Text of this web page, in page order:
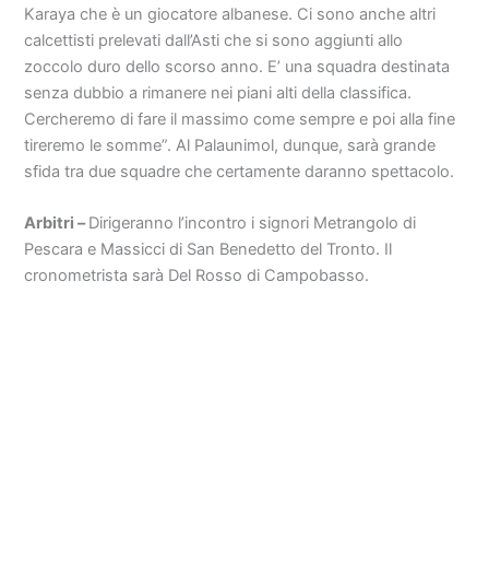
Karaya che è un giocatore albanese. Ci sono anche altri
calcettisti prelevati dall’Asti che si sono aggiunti allo
zoccolo duro dello scorso anno. E’ una squadra destinata
senza dubbio a rimanere nei piani alti della classifica.
Cercheremo di fare il massimo come sempre e poi alla fine
tireremo le somme”. Al Palaunimol, dunque, sarà grande
sfida tra due squadre che certamente daranno spettacolo.
Arbitri –Dirigeranno l’incontro i signori Metrangolo di
Pescara e Massicci di San Benedetto del Tronto. Il
cronometrista sarà Del Rosso di Campobasso.